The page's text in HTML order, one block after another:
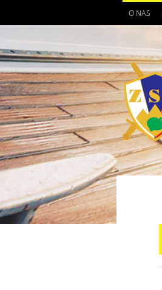
O NAS